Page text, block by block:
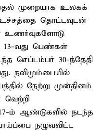
முறையாக உலகக்
தொட்டவுடன்
உணர்வுகளோடு
13-வது பெண்கள்
செப்டம்பர் 30-ந்தேதி
நவிமும்பையில்
நேற்று முன்தினம்
வெற்றி
ம் ஆண்டுகளில் நடந்த
நழுவவிட்ட